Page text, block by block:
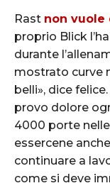
Rast non vuole
proprio Blick
durante
mostrato curve
belli», dice
provo dolore
4000 porte
essercene
continuare a
come si deve